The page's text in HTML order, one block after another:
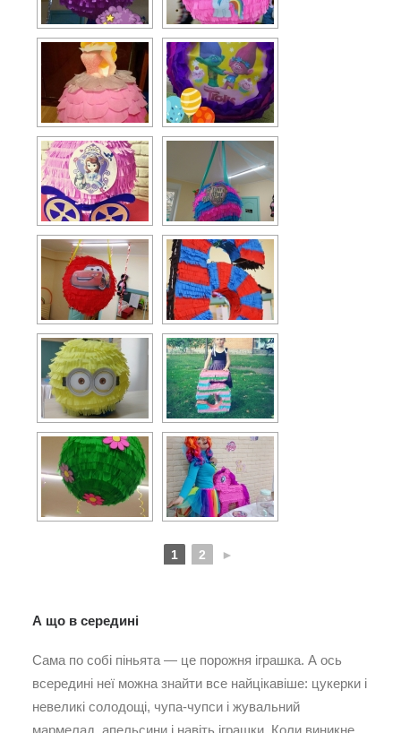
1 2 ►
А що в середині
Сама по собі піньята — це порожня іграшка. А ось
всередині неї можна знайти все найцікавіше: цукерки і
невеликі солодощі, чупа-чупси і жувальний
мармелад, апельсини і навіть іграшки. Коли виникне